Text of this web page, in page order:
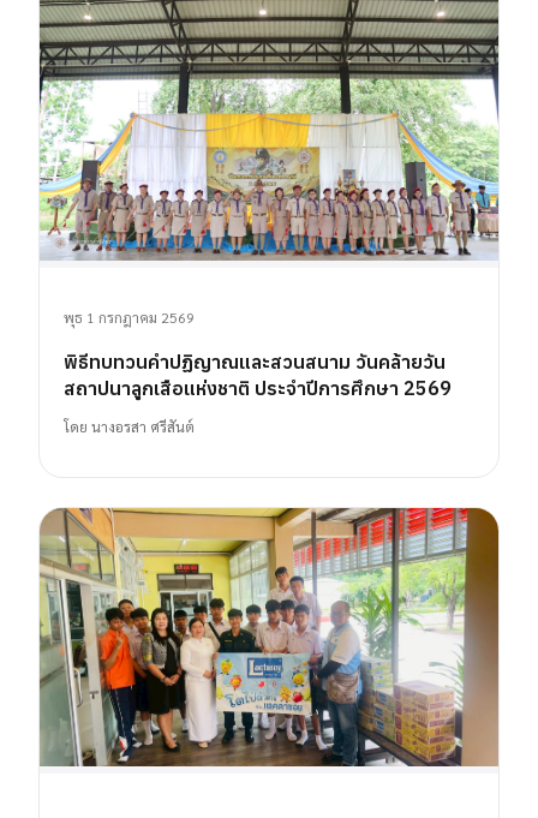
พุธ 1 กรกฎาคม 2569
พิธีทบทวนคำปฏิญาณและสวนสนาม วันคล้ายวัน
สถาปนาลูกเสือแห่งชาติ ประจำปีการศึกษา 2569
โดย นางอรสา ศรีสันต์